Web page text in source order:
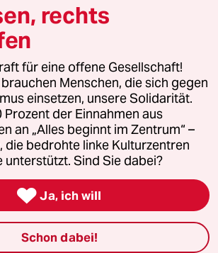
und Vertriebs GmbH
Bei rechtlichen Fragen oder für Genehmigungen
lizenzen@taz.de
Kommune-Richtlinien
Datenschutz Impressum AGB
widerrufen (Ads)
rechts
für eine offene Gesellschaft!
Menschen, die sich gegen
einsetzen, unsere Solidarität.
Prozent der Einnahmen aus
an „Alles beginnt im Zentrum“ –
die bedrohte linke Kulturzentren
Sind Sie dabei?
 Ja, ich will
Schon dabei!